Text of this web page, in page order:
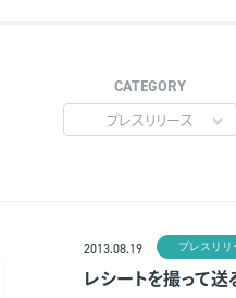
CATEGORY
プレスリリース
2013.08.19 プレスリリ
レシートを撮って